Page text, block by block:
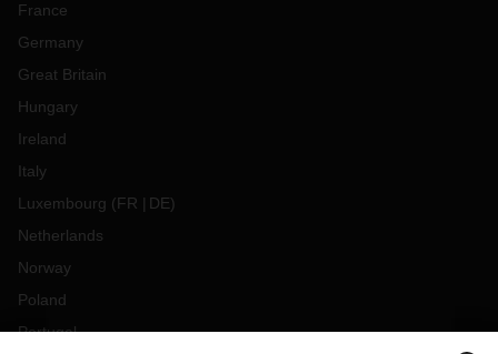
France
Germany
Great Britain
Hungary
Ireland
Italy
Luxembourg (FR DE)
Netherlands
Norway
Poland
Portugal